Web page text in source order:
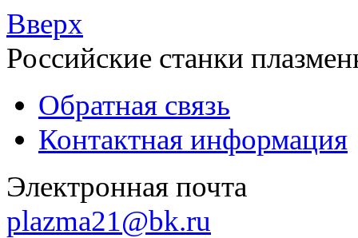
Вверх
Российские станки
Обратная связь
Контактная информация
Электронная почта
plazma21@bk.ru